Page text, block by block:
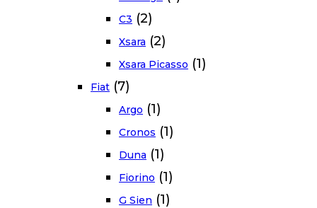
C3 (2)
Xsara (2)
Xsara Picasso (1)
Fiat (7)
Argo (1)
Cronos (1)
Duna (1)
Fiorino (1)
G Sien (1)